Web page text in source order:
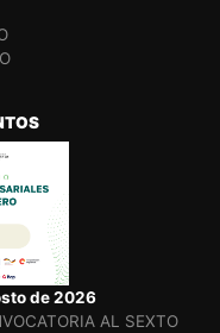
de 2026
AL SEXTO